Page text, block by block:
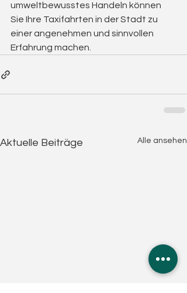
umweltbewusstes Handeln können
Sie Ihre Taxifahrten in der Stadt zu
einer angenehmen und sinnvollen
Erfahrung machen.
Aktuelle Beiträge Alle ansehen